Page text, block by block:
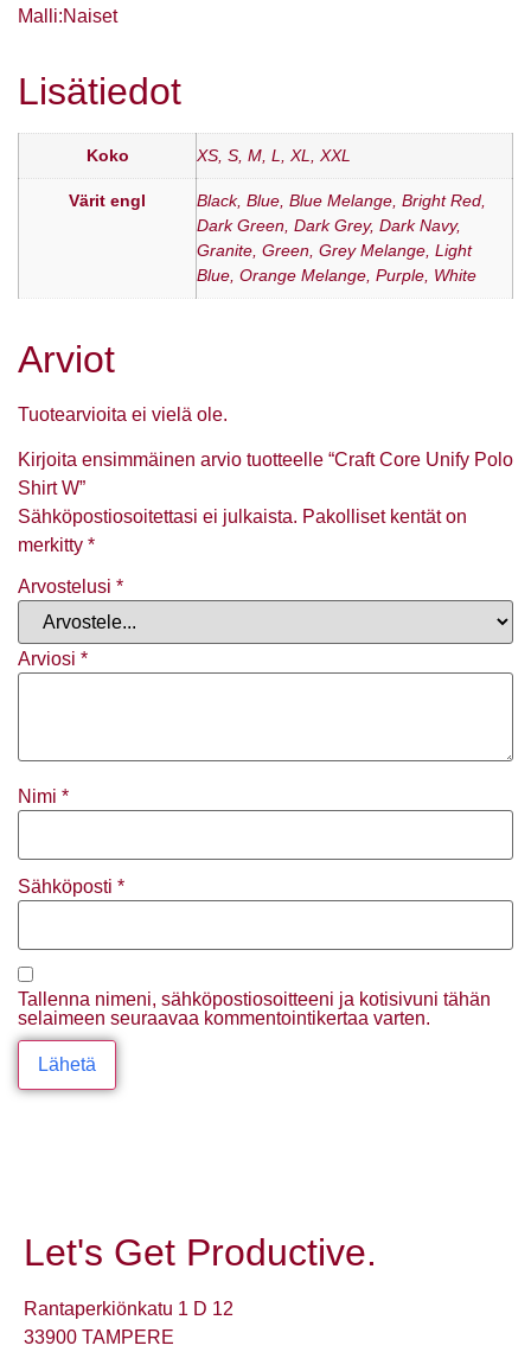
Malli:Naiset
Lisätiedot
Koko XS, S, M, L, XL, XXL
Värit engl
Black, Blue, Blue Melange, Bright Red,
Dark Green, Dark Grey, Dark Navy,
Granite, Green, Grey Melange, Light
Blue, Orange Melange, Purple, White
Arviot
Tuotearvioita ei vielä ole.
Kirjoita ensimmäinen arvio tuotteelle “Craft Core Unify Polo
Shirt W”
Sähköpostiosoitettasi ei julkaista. Pakolliset kentät on
merkitty *
Arvostelusi *
Arviosi *
Nimi *
Sähköposti *
Tallenna nimeni, sähköpostiosoitteeni ja kotisivuni tähän
selaimeen seuraavaa kommentointikertaa varten.
Let's Get Productive.
Rantaperkiönkatu 1 D 12
33900 TAMPERE